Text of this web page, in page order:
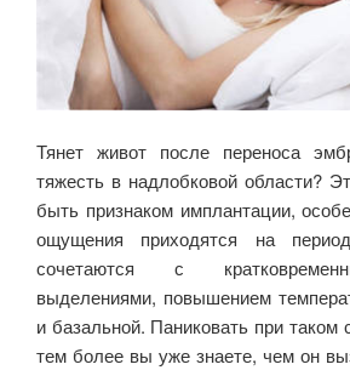
Тянет живот после переноса
тяжесть в надлобковой области?
быть признаком имплантации,
ощущения приходятся на
сочетаются с
выделениями, повышением
и базальной. Паниковать при таком
тем более вы уже знаете, чем он